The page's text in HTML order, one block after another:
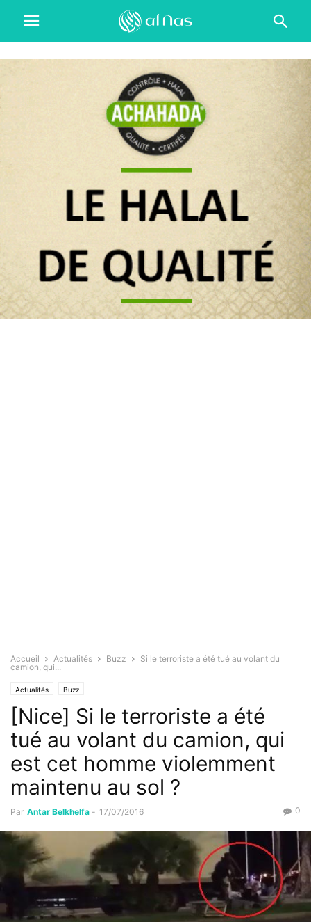
Accueil Actualités Buzz
Si le terroriste a été tué au volant du
camion, qui...
Actualités Buzz
[Nice] Si le terroriste a été
tué au volant du camion, qui
est cet homme violemment
maintenu au sol ?
Par Antar Belkhelfa - 17/07/2016 0